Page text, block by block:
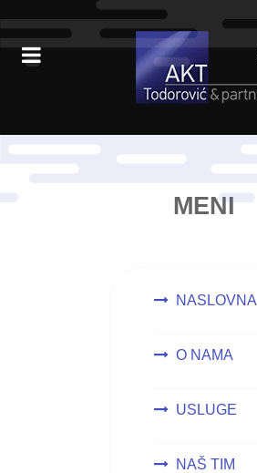
MENI
NASLOVNA
O NAMA
USLUGE
NAŠ TIM